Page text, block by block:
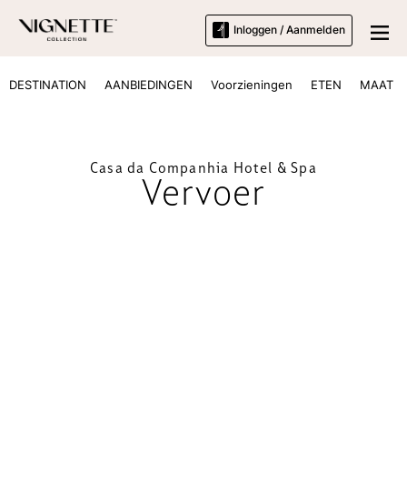
Inloggen / Aanmelden
DESTINATION AANBIEDINGEN Voorzieningen ETEN MAAT
Casa da Companhia Hotel & Spa
Vervoer